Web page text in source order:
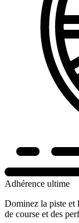
Adhérence ultime
Dominez la piste et
de course et des